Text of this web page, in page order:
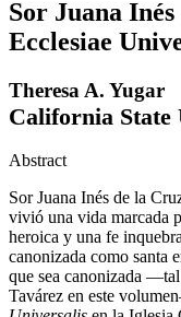
Sor Juana
Ecclesiae
Theresa A. Yugar
California State
Abstract
Sor Juana Inés de la
vivió una vida marcada
heroica y una fe
canonizada como santa
que sea canonizada
Tavárez en este